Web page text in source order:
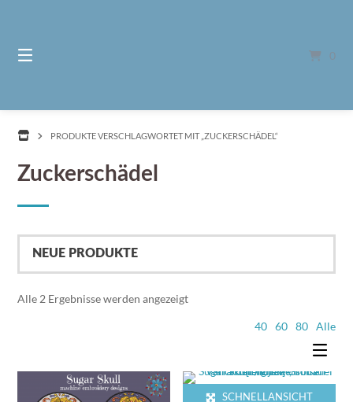
0
PRODUKTE VERSCHLAGWORTET MIT „ZUCKERSCHÄDEL“
Zuckerschädel
Alle 2 Ergebnisse werden angezeigtNach
40 60 80 Alle
SCHNELLANSICHT